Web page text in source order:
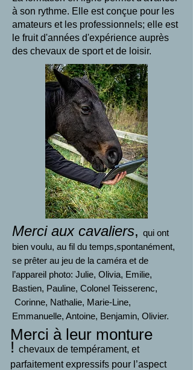
à son rythme. Elle est conçue pour les
amateurs et les professionnels; elle est
le fruit d'années d'expérience auprès
des chevaux de sport et de loisir.
Merci aux cavaliers, qui ont
bien voulu, au fil du temps,spontanément,
se prêter au jeu de la caméra et de
l’appareil photo: Julie, Olivia, Emilie,
Bastien, Pauline, Colonel Teisserenc,
Corinne, Nathalie, Marie-Line,
Emmanuelle, Antoine, Benjamin, Olivier.
Merci à leur monture
! chevaux de tempérament, et
parfaitement expressifs pour l’aspect